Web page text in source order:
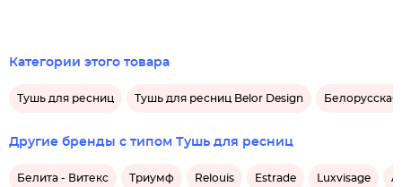
Категории этого товара
Тушь для ресниц Тушь для ресниц Belor Design
Другие бренды с типом Тушь для ресниц
Белита - Витекс Триумф Relouis Estrade Luxvisage